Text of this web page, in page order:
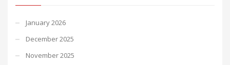
January 2026
December 2025
November 2025